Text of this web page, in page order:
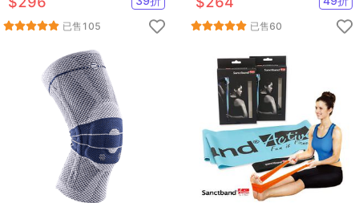
級款
已售 105
可調整型防護
已售60